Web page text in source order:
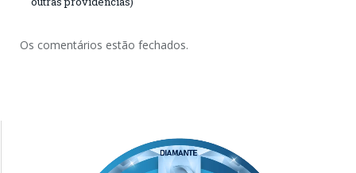
Os comentários estão fechados.